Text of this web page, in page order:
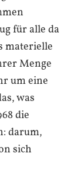
für alle da
materielle
Menge
um eine
was
die
darum,
sich